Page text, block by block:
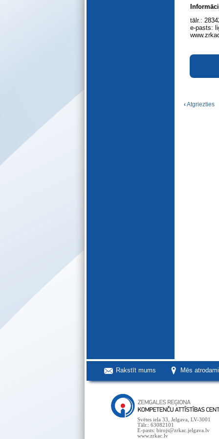
tālr.:
e-pasts:
‹Atgriezties
Rakstīt mums Mēs
Svētes iela 33, Jelgava, LV-3001
Tālr.: 63082101
E-pasts: birojs@zrkac.jelgava.lv
www.zrkac.lv